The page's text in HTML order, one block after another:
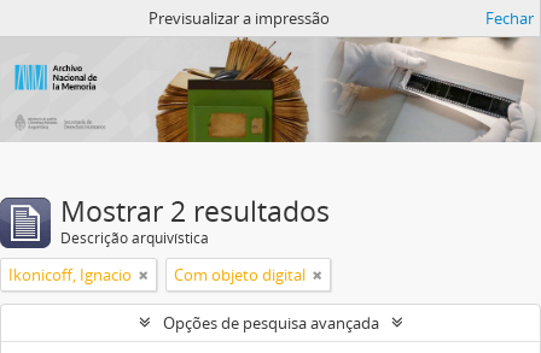
Previsualizar a impressão Fechar
Mostrar 2 resultados
Descrição arquivística
Ikonicoff, Ignacio Com objeto digital
Opções de pesquisa avançada